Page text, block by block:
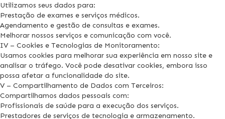
Utilizamos seus dados para:
Prestação de exames e serviços médicos.
Agendamento e gestão de consultas e exames.
Melhorar nossos serviços e comunicação com você.
IV – Cookies e Tecnologias de Monitoramento:
Usamos cookies para melhorar sua experiência em nosso site e
analisar o tráfego. Você pode desativar cookies, embora isso
possa afetar a funcionalidade do site.
V – Compartilhamento de Dados com Terceiros:
Compartilhamos dados pessoais com:
Profissionais de saúde para a execução dos serviços.
Prestadores de serviços de tecnologia e armazenamento.